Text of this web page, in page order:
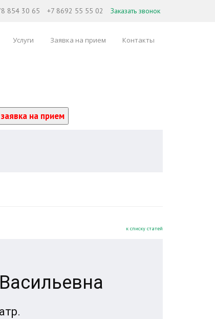
854 30 65 +7 8692 55 55 02 Заказать звонок
Услуги Заявка на прием Контакты
на прием
к списку статей